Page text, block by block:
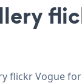
flickr Vogue